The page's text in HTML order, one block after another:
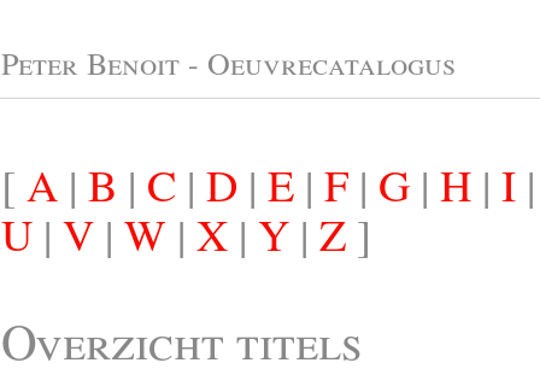
Peter Benoit - Oeuvrecatalogus
[ A | B | C | D | E | F | G | H | I
U | V | W | X | Y | Z ]
Overzicht titels